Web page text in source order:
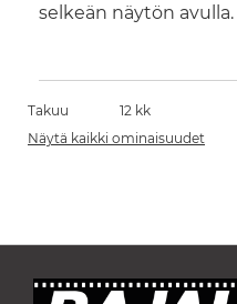
selkeän näytön avulla.
Takuu
12 kk
Näytä kaikki ominaisuudet